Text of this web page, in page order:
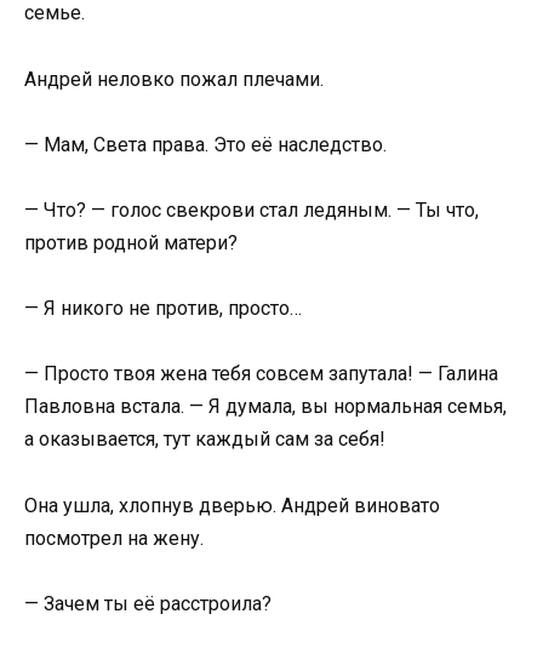
семье.
Андрей неловко пожал плечами.
— Мам, Света права. Это её наследство.
— Что? — голос свекрови стал ледяным. — Ты что,
против родной матери?
— Я никого не против, просто…
— Просто твоя жена тебя совсем запутала! — Галина
Павловна встала. — Я думала, вы нормальная семья,
а оказывается, тут каждый сам за себя!
Она ушла, хлопнув дверью. Андрей виновато
посмотрел на жену.
— Зачем ты её расстроила?